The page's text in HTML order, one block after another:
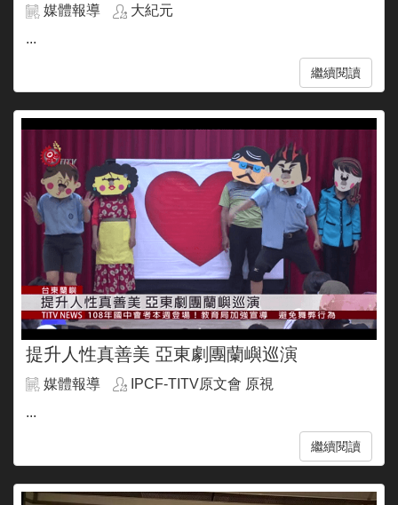
媒體報導
大紀元
...
繼續閱讀
提升人性真善美 亞東劇團蘭嶼巡演
媒體報導
IPCF-TITV原文會 原視
...
繼續閱讀